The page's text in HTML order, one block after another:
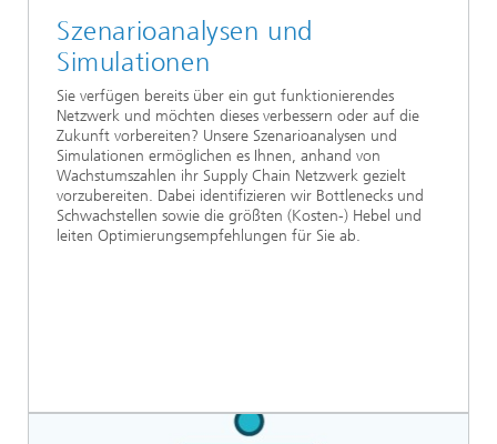
Szenarioanalysen und
Simulationen
Sie verfügen bereits über ein gut funktionierendes
Netzwerk und möchten dieses verbessern oder auf die
Zukunft vorbereiten? Unsere Szenarioanalysen und
Simulationen ermöglichen es Ihnen, anhand von
Wachstumszahlen ihr Supply Chain Netzwerk gezielt
vorzubereiten. Dabei identifizieren wir Bottlenecks und
Schwachstellen sowie die größten (Kosten-) Hebel und
leiten Optimierungsempfehlungen für Sie ab.